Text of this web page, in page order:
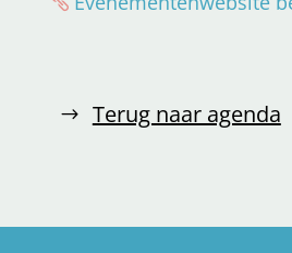
Terug naar agenda